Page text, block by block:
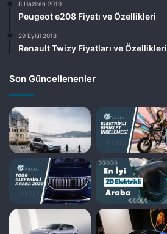
8 Haziran 2019
Peugeot e208 Fiyatı ve Özellikleri
29 Eylül 2018
Renault Twizy Fiyatları ve Özellikleri
Son Güncellenenler